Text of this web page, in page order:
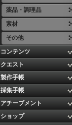
薬品・調理品
素材
その他
コンテンツ
クエスト
製作手帳
採集手帳
アチーブメント
ショップ